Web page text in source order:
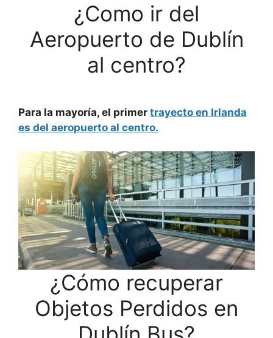
¿Como ir del
Aeropuerto de Dublín
al centro?
Para la mayoría, el primer trayecto en Irlanda
es del aeropuerto al centro.
¿Cómo recuperar
Objetos Perdidos en